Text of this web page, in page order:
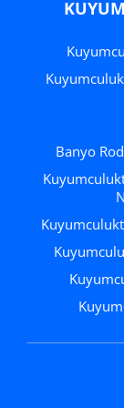
Kuyumculuk Sektörüne Adım Atmak: İlk adımlar ve
Banyo
Kuyumculukta Altın ve Gümüş Milyem Hesaplaması